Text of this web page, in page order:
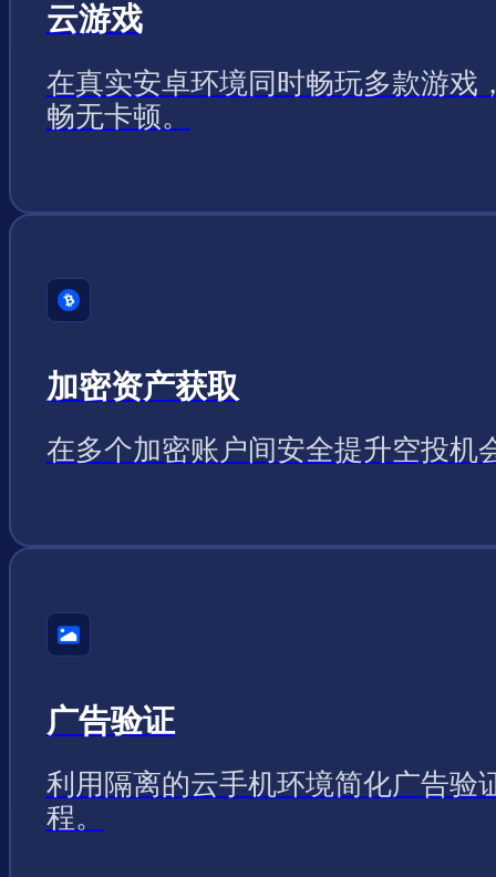
云游戏
在真实安卓环境同时畅玩多款游戏
畅无卡顿。
加密资产获取
在多个加密账户间安全提升空投机
广告验证
利用隔离的云手机环境简化广告验
程。